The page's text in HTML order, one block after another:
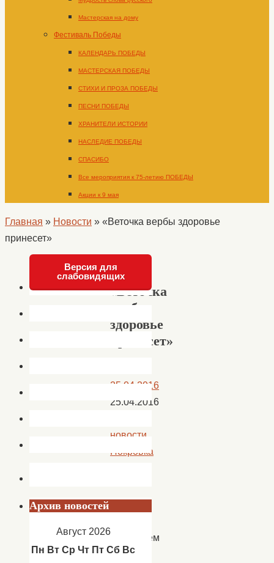
Мастерская на дому
Фестиваль Победы
КАЛЕНДАРЬ ПОБЕДЫ
МАСТЕРСКАЯ ПОБЕДЫ
СТИХИ И ПРОЗА ПОБЕДЫ
ПЕСНИ ПОБЕДЫ
ХРАНИТЕЛИ ИСТОРИИ
НАСЛЕДИЕ ПОБЕДЫ
СПАСИБО
Все мероприятия к 75-летию ПОБЕДЫ
Акции к 9 мая
Главная » Новости » «Веточка вербы здоровье
принесет»
«Веточка
вербы
здоровье
принесет»
25.04.2016
25.04.2016
новости
Покровка
названием
22
Версия для
слабовидящих
Архив новостей
Август 2026
Пн Вт Ср Чт Пт Сб Вс